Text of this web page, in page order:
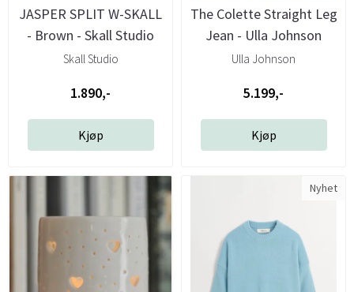
JASPER SPLIT W-SKALL
- Brown - Skall Studio
Skall Studio
1.890,-
Kjøp
The Colette Straight Leg
Jean - Ulla Johnson
Ulla Johnson
5.199,-
Kjøp
Nyhet